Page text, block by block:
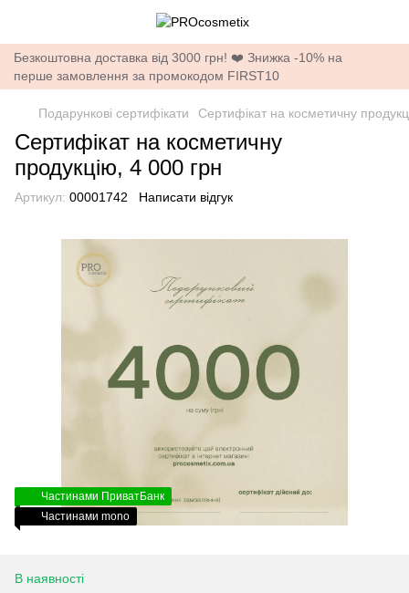
Безкоштовна доставка від 3000 грн! ❤️ Знижка -10% на
перше замовлення за промокодом FIRST10
Подарункові сертифікати Сертифікат на косметичну
Сертифікат на косметичну
продукцію, 4 000 грн
Артикул: 00001742 Написати відгук
Частинами ПриватБанк
Частинами mono
В наявності